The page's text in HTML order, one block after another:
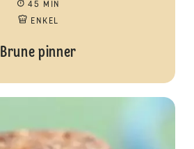
45 MIN
ENKEL
Brune pinner